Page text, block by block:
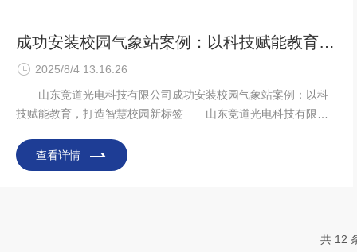
成功安装校园气象站案例：以科技赋能教育，打造智慧校园新标签
2025/8/4 13:16:26
山东竞道光电科技有限公司成功安装校园气象站案例：以科
技赋能教育，打造智慧校园新标签 山东竞道光电科技有限公
功安装了新一代校园气象站，为校园科普教育与气象监测提供了
创新解决方案。该项目不仅彰显了竞道光电的技术实力，更成为
查看详情
共 12